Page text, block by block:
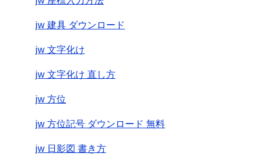
jw 建具 ダウンロード
jw 文字化け
jw 文字化け 直し方
jw 方位
jw 方位記号 ダウンロード 無料
jw 日影図 書き方